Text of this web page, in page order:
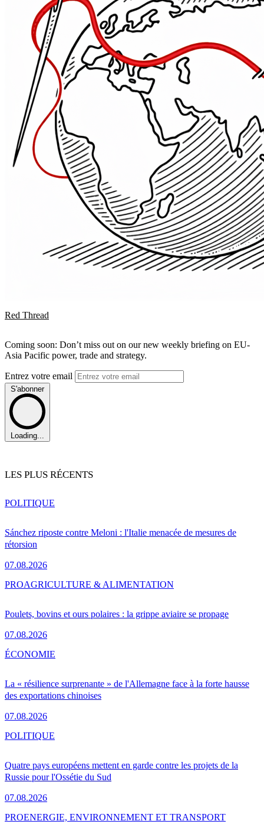
Red Thread
Coming soon: Don’t miss out on our new weekly briefing on EU-
Asia Pacific power, trade and strategy.
Entrez votre email
S'abonner
Loading...
LES PLUS RÉCENTS
Sánchez riposte contre Meloni : l'Italie menacée de mesures de
rétorsion
07.08.2026
POLITIQUE
Poulets, bovins et ours polaires : la grippe aviaire se propage
07.08.2026
PROAGRICULTURE & ALIMENTATION
La « résilience surprenante » de l'Allemagne face à la forte hausse
des exportations chinoises
07.08.2026
ÉCONOMIE
Quatre pays européens mettent en garde contre les projets de la
Russie pour l'Ossétie du Sud
07.08.2026
POLITIQUE
PROENERGIE, ENVIRONNEMENT ET TRANSPORT